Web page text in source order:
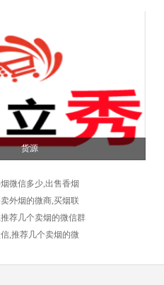
货源
微信多少,出售香烟
外烟的微商,买烟联
荐几个卖烟的微信群
,推荐几个卖烟的微